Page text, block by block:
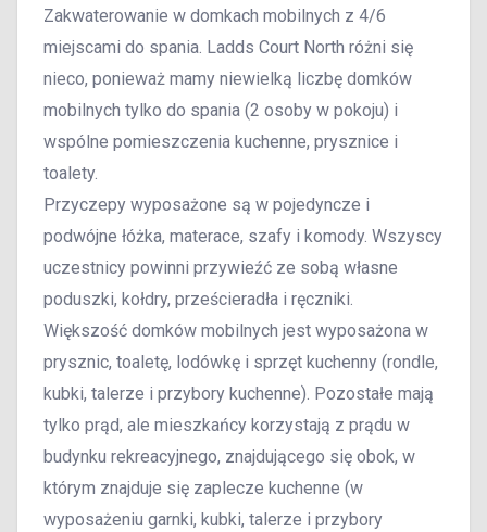
Zakwaterowanie w domkach mobilnych z 4/6
miejscami do spania. Ladds Court North różni się
nieco, ponieważ mamy niewielką liczbę domków
mobilnych tylko do spania (2 osoby w pokoju) i
wspólne pomieszczenia kuchenne, prysznice i
toalety.
Przyczepy wyposażone są w pojedyncze i
podwójne łóżka, materace, szafy i komody. Wszyscy
uczestnicy powinni przywieźć ze sobą własne
poduszki, kołdry, prześcieradła i ręczniki.
Większość domków mobilnych jest wyposażona w
prysznic, toaletę, lodówkę i sprzęt kuchenny (rondle,
kubki, talerze i przybory kuchenne). Pozostałe mają
tylko prąd, ale mieszkańcy korzystają z prądu w
budynku rekreacyjnego, znajdującego się obok, w
którym znajduje się zaplecze kuchenne (w
wyposażeniu garnki, kubki, talerze i przybory